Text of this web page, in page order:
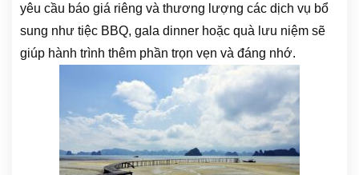
yêu cầu báo giá riêng và thương lượng các dịch vụ bổ
sung như tiệc BBQ, gala dinner hoặc quà lưu niệm sẽ
giúp hành trình thêm phần trọn vẹn và đáng nhớ.